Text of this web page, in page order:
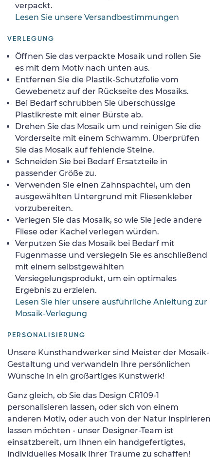
verpackt.
Lesen Sie unsere Versandbestimmungen
VERLEGUNG
Öffnen Sie das verpackte Mosaik und rollen Sie
es mit dem Motiv nach unten aus.
Entfernen Sie die Plastik-Schutzfolie vom
Gewebenetz auf der Rückseite des Mosaiks.
Bei Bedarf schrubben Sie überschüssige
Plastikreste mit einer Bürste ab.
Drehen Sie das Mosaik um und reinigen Sie die
Vorderseite mit einem Schwamm. Überprüfen
Sie das Mosaik auf fehlende Steine.
Schneiden Sie bei Bedarf Ersatzteile in
passender Größe zu.
Verwenden Sie einen Zahnspachtel, um den
ausgewählten Untergrund mit Fliesenkleber
vorzubereiten.
Verlegen Sie das Mosaik, so wie Sie jede andere
Fliese oder Kachel verlegen würden.
Verputzen Sie das Mosaik bei Bedarf mit
Fugenmasse und versiegeln Sie es anschließend
mit einem selbstgewählten
Versiegelungsprodukt, um ein optimales
Ergebnis zu erzielen.
Lesen Sie hier unsere ausführliche Anleitung zur
Mosaik-Verlegung
PERSONALISIERUNG
Unsere Kunsthandwerker sind Meister der Mosaik-
Gestaltung und verwandeln Ihre persönlichen
Wünsche in ein großartiges Kunstwerk!
Ganz gleich, ob Sie das Design CR109-1
personalisieren lassen, oder sich von einem
anderen Motiv, oder auch von der Natur inspirieren
lassen möchten - unser Designer-Team ist
einsatzbereit, um Ihnen ein handgefertigtes,
individuelles Mosaik Ihrer Träume zu schaffen!